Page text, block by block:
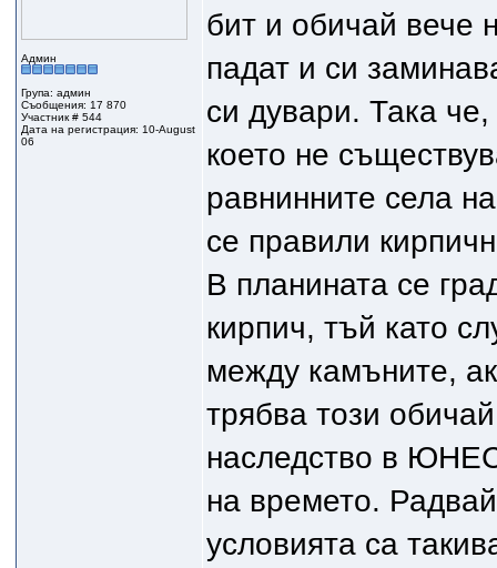
Админ
Група: админ
Съобщения: 17 870
Участник # 544
Дата на регистрация: 10-August
06
бит и обичай вече
падат и си
си дувари. Така
което не
равнинните села
се правили
В планината се
кирпич, тъй като
между камъните,
трябва този
наследство в
на времето.
условията са